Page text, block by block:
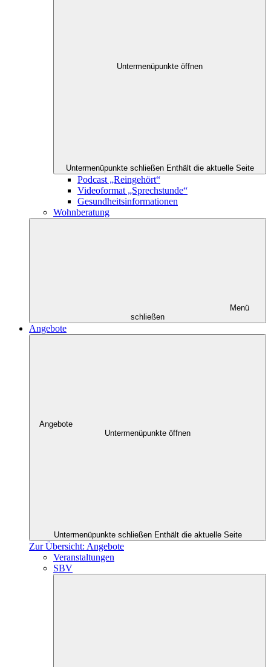
Untermenüpunkte öffnen
Untermenüpunkte schließen Enthält die aktuelle Seite
Podcast „Reingehört“
Videoformat „Sprechstunde“
Gesundheitsinformationen
Wohnberatung
Menü
schließen
Angebote
Angebote
Untermenüpunkte öffnen
Untermenüpunkte schließen Enthält die aktuelle Seite
Zur Übersicht: Angebote
Veranstaltungen
SBV